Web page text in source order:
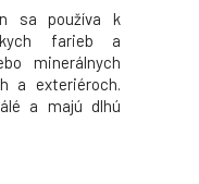
sa používa k
farieb a
minerálnych
a exteriéroch.
a majú dlhú